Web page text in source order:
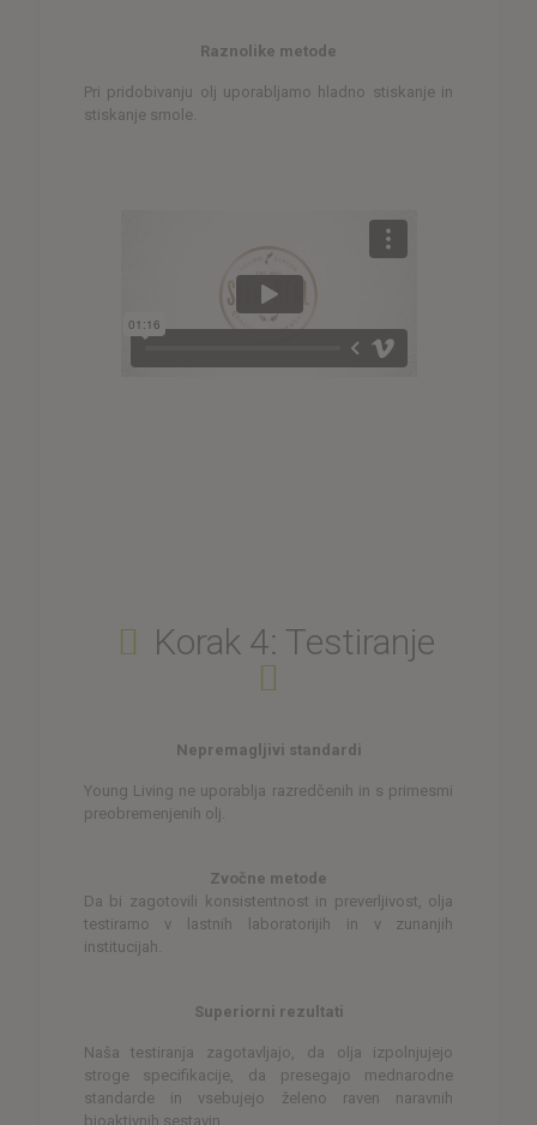
Raznolike metode
Pri pridobivanju olj uporabljamo hladno stiskanje in
stiskanje smole.
Korak 4: Testiranje
Nepremagljivi standardi
Young Living ne uporablja razredčenih in s primesmi
preobremenjenih olj.
Zvočne metode
Da bi zagotovili konsistentnost in preverljivost, olja
testiramo v lastnih laboratorijih in v zunanjih
institucijah.
Superiorni rezultati
Naša testiranja zagotavljajo, da olja izpolnjujejo
stroge specifikacije, da presegajo mednarodne
standarde in vsebujejo želeno raven naravnih
bioaktivnih sestavin.